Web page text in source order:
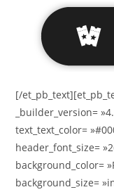
[/
_builder_version=
text_text_color=
header_font_size=
background_color=
background_size=